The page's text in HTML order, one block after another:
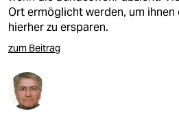
Ort ermöglicht werden, um ihnen
hierher zu ersparen.
zum Beitrag